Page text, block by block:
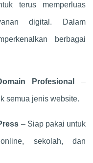
terus memperluas
digital. Dalam
berbagai
Profesional –
semua jenis website.
– Siap pakai untuk
sekolah, dan